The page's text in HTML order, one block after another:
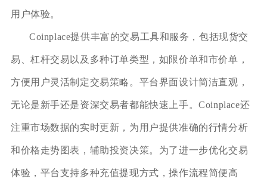
用户体验。
Coinplace提供丰富的交易工具和服务，包括现货交
易、杠杆交易以及多种订单类型，如限价单和市价单，
方便用户灵活制定交易策略。平台界面设计简洁直观，
无论是新手还是资深交易者都能快速上手。Coinplace还
注重市场数据的实时更新，为用户提供准确的行情分析
和价格走势图表，辅助投资决策。为了进一步优化交易
体验，平台支持多种充值提现方式，操作流程简便高